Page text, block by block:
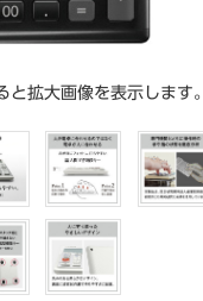
と拡大画像を表示します。